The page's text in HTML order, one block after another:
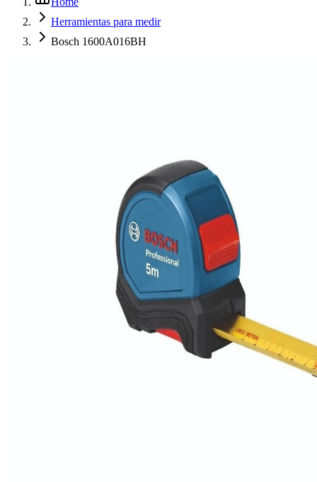
Herramientas para medir
Bosch 1600A016BH